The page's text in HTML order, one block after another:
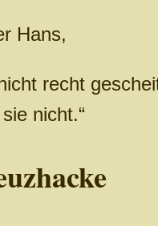
Hans,
recht
nicht.“